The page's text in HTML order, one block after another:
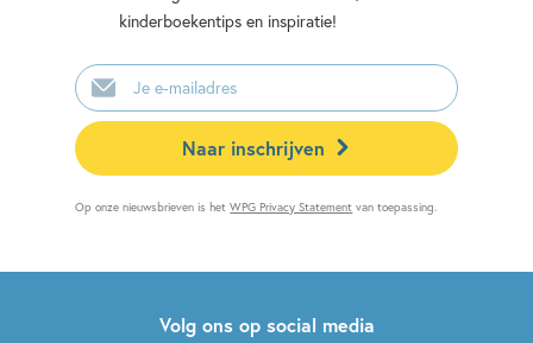
kinderboekentips en inspiratie!
E-
mailadres
Naar inschrijven
Op onze nieuwsbrieven is hetWPG Privacy Statement van toepassing.
Volg ons op social media